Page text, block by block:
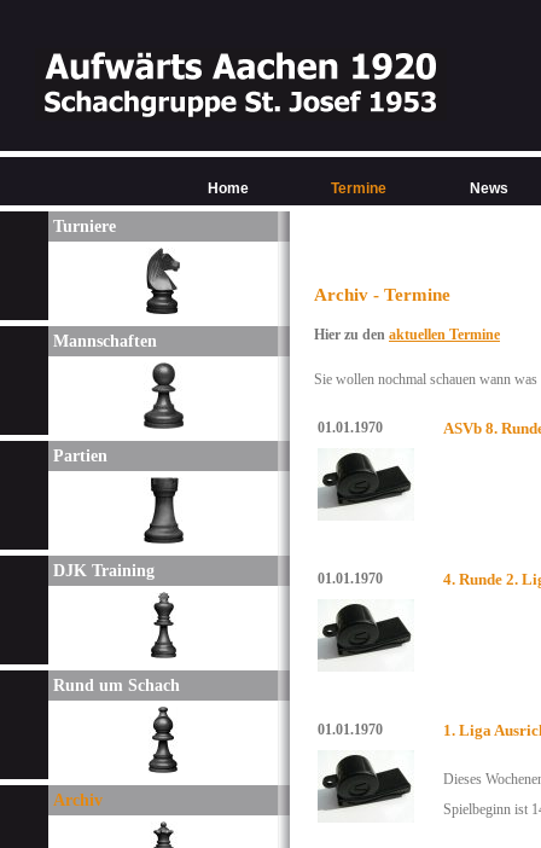
Turniere
Mannschaften
Partien
DJK Training
Rund um Schach
Archiv
Archiv - Termine
Hier zu den aktuellen Termine
Sie wollen nochmal schauen wann
01.01.1970 ASVb 8.
01.01.1970 4. Runde 2.
01.01.1970 1. Liga
Dieses
Spielbeginn ist
Home Termine News